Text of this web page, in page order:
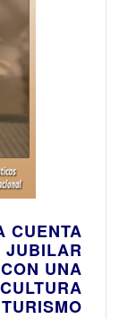
CUENTA
JUBILAR
UNA